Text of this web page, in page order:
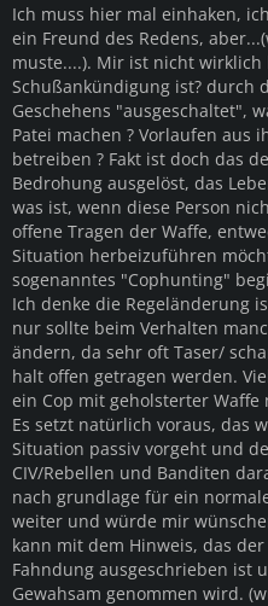
Ich muss hier mal einhaken,
ein Freund des Redens,
muste....). Mir ist nicht wirklich
Schußankündigung ist? durch
Geschehens "ausgeschaltet",
Patei machen ? Vorlaufen aus
betreiben ? Fakt ist doch das
Bedrohung ausgelöst, das
was ist, wenn diese Person
offene Tragen der Waffe,
Situation herbeizuführen
sogenanntes "Cophunting"
Ich denke die Regeländerung
nur sollte beim Verhalten
ändern, da sehr oft Taser/
halt offen getragen werden.
ein Cop mit geholsterter
Es setzt natürlich voraus, das
Situation passiv vorgeht und
CIV/Rebellen und Banditen
nach grundlage für ein
weiter und würde mir
kann mit dem Hinweis, das
Fahndung ausgeschrieben ist
Gewahsam genommen wird.